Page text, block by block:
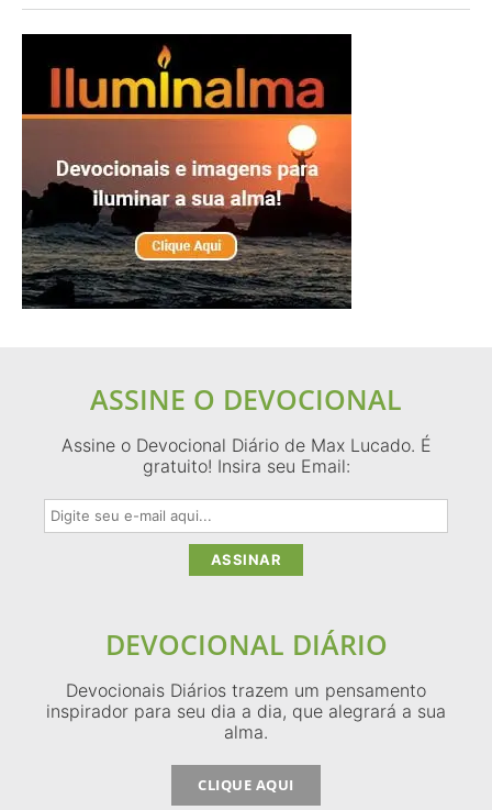
ASSINE O DEVOCIONAL
Assine o Devocional Diário de Max Lucado. É
gratuito! Insira seu Email:
DEVOCIONAL DIÁRIO
Devocionais Diários trazem um pensamento
inspirador para seu dia a dia, que alegrará a sua
alma.
CLIQUE AQUI